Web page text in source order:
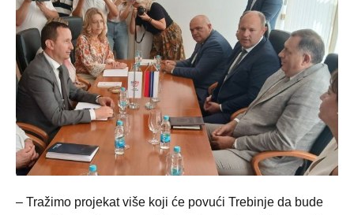
– Tražimo projekat više koji će povući Trebinje da bude